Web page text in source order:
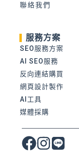
聯絡我們
服務方案
SEO服務方案
AI SEO服務
反向連結購買
網頁設計製作
AI工具
媒體採購